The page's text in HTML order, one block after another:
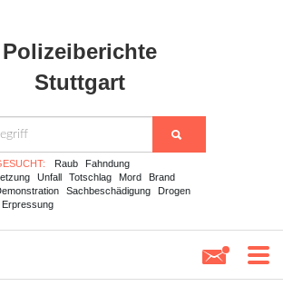
Polizeiberichte
Stuttgart
Raub
Fahndung
Unfall Totschlag Mord
Brand
Sachbeschädigung
Drogen
Erpressung